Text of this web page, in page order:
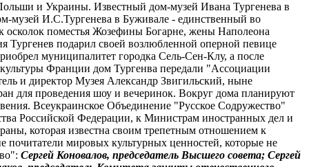
и Украины. Известный дом-музей Ивана Тургенева в
музей И.С.Тургенева в Буживале - единственный во
поместья Жозефины Богарне, жены Наполеона
подарил своей возлюбленной оперной певице
муниципалитет городка Сель-Сен-Клу, а после
Франции дом Тургенва передали "Ассоциации
и директор Музея Александр Звигильский, ныне
для проведения шоу и вечеринок. Вокруг дома планируют
Всеукраинское Объединение "Русское Содружество"
Российской Федерации, к Министрам иностранных дел и
которая известна своим трепетным отношением к
почитатели мировых культурных ценностей, которые не
Сергей Коновалов, председатель Высшего совета; Сергей